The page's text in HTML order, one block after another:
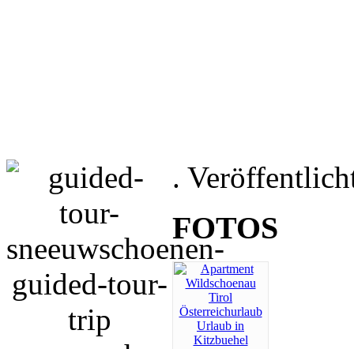
.
FOTOS